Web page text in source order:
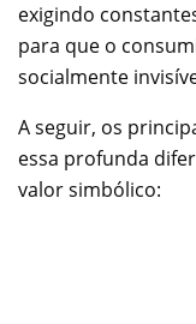
exigindo
para que o
socialmente
A seguir, os
essa profunda
valor simbólico: